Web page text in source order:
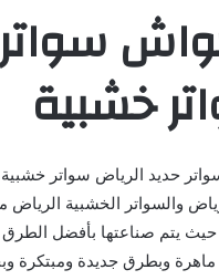
خشبية
حديد الرياض سواتر
والسواتر الخشبية
يتم صناعتها بأفضل
وبطرق جديدة ومبتكرة